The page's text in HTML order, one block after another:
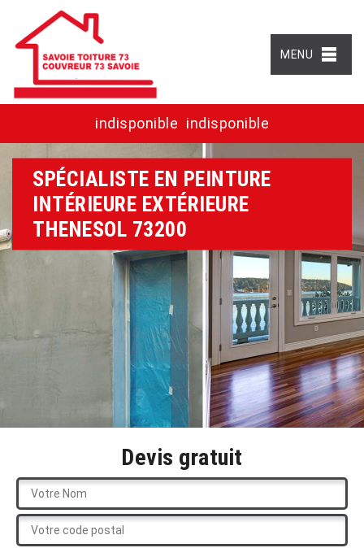
MENU
indisponible indisponible
SPÉCIALISTE EN PEINTURE
INTÉRIEURE EXTÉRIEURE
THENESOL 73200
Devis gratuit